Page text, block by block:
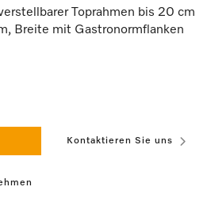
Toprahmen bis 20 cm
Breite mit Gastronormflanken
Kontaktieren Sie uns